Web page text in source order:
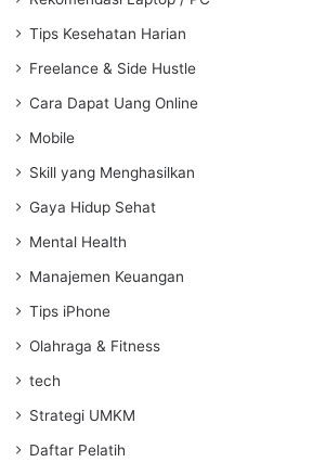
Tips Kesehatan Harian
Freelance & Side Hustle
Cara Dapat Uang Online
Mobile
Skill yang Menghasilkan
Gaya Hidup Sehat
Mental Health
Manajemen Keuangan
Tips iPhone
Olahraga & Fitness
tech
Strategi UMKM
Daftar Pelatih